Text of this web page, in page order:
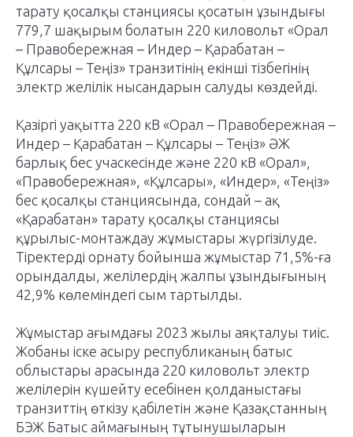
тарату қосалқы станциясы қосатын ұзындығы
779,7 шақырым болатын 220 киловольт «Орал
– Правобережная – Индер – Қарабатан –
Құлсары – Теңіз» транзитінің екінші тізбегінің
электр желілік нысандарын салуды көздейді.
Қазіргі уақытта 220 кВ «Орал – Правобережная –
Индер – Қарабатан – Құлсары – Теңіз» ӘЖ
барлық бес учаскесінде және 220 кВ «Орал»,
«Правобережная», «Құлсары», «Индер», «Теңіз»
бес қосалқы станциясында, сондай – ақ
«Қарабатан» тарату қосалқы станциясы
құрылыс-монтаждау жұмыстары жүргізілуде.
Тіректерді орнату бойынша жұмыстар 71,5%-ға
орындалды, желілердің жалпы ұзындығының
42,9% көлеміндегі сым тартылды.
Жұмыстар ағымдағы 2023 жылы аяқталуы тиіс.
Жобаны іске асыру республиканың батыс
облыстары арасында 220 киловольт электр
желілерін күшейту есебінен қолданыстағы
транзиттің өткізу қабілетін және Қазақстанның
БЭЖ Батыс аймағының тұтынушыларын